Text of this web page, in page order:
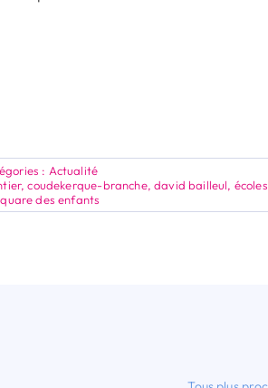
: Actualité
,coudekerque-branche,david bailleul, écoles
des enfants